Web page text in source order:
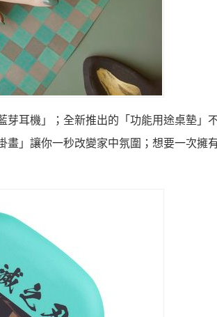
芽耳機」；全新推出的「功能用途桌墊」
」讓你一秒改變家中氛圍；想要一次擁